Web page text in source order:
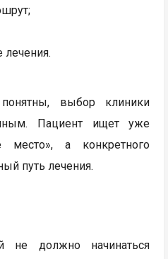
выбор клиники
Пациент ищет уже
место», а конкретного
путь лечения.
не должно начинаться